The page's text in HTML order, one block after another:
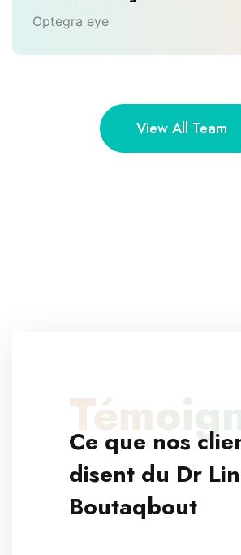
Optegra eye
View All Team
Ce que nos
disent du Dr
Boutaqbout